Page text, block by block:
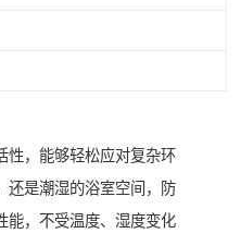
性，能够轻松应对复杂环
还是潮湿的浴室空间，防
能，不受温度、湿度变化